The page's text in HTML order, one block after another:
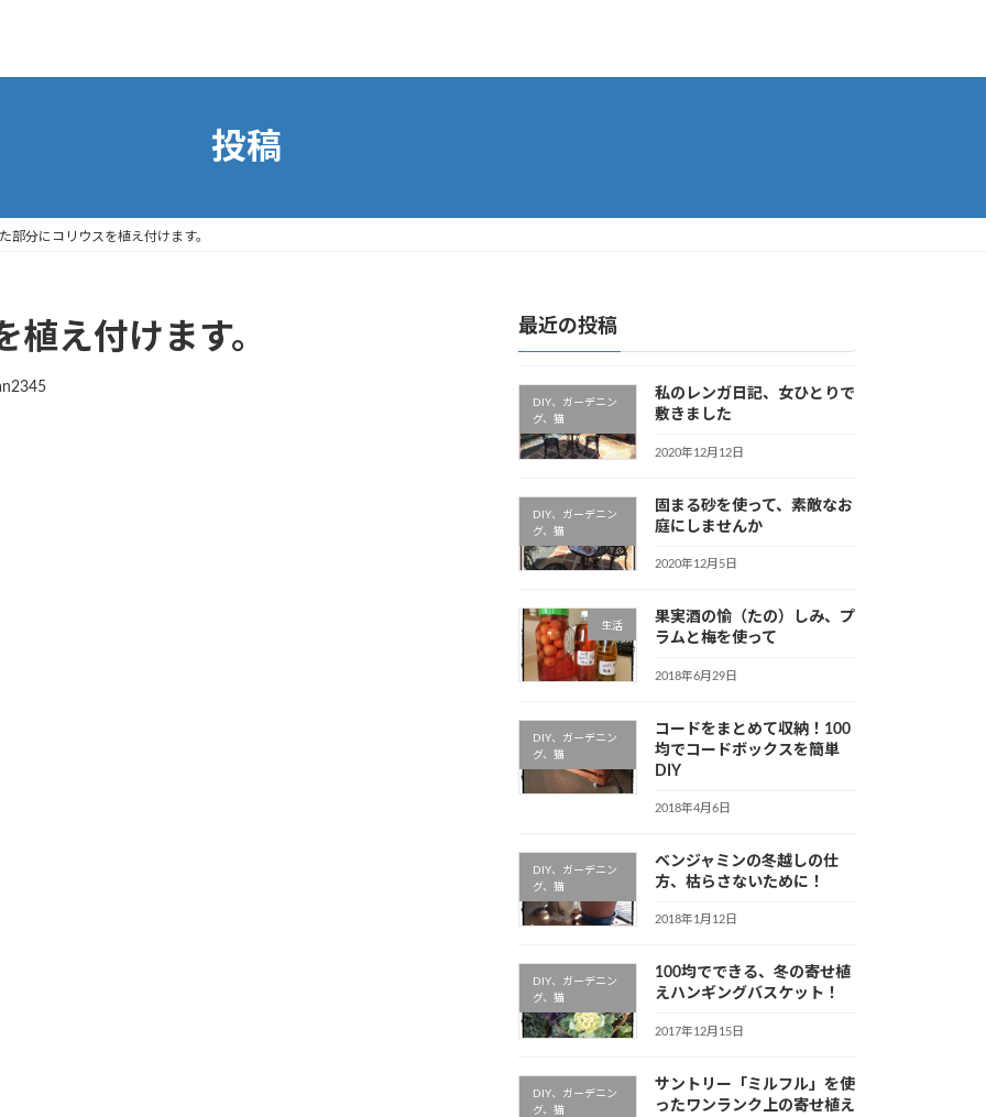
投稿
部分にコリウスを植え付けます。
え付けます。 最近の投稿
DIY、ガーデニン
グ、猫
私のレンガ日記、女ひとりで
敷きました
2020年12月12日
DIY、ガーデニン
グ、猫
固まる砂を使って、素敵なお
庭にしませんか
2020年12月5日
生活
果実酒の愉（たの）しみ、プ
ラムと梅を使って
2018年6月29日
DIY、ガーデニン
グ、猫
コードをまとめて収納！100
均でコードボックスを簡単
DIY
2018年4月6日
DIY、ガーデニン
グ、猫
ベンジャミンの冬越しの仕
方、枯らさないために！
2018年1月12日
DIY、ガーデニン
グ、猫
100均でできる、冬の寄せ植
えハンギングバスケット！
2017年12月15日
DIY、ガーデニン
グ、猫
サントリー「ミルフル」を使
ったワンランク上の寄せ植え